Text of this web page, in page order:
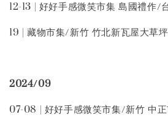
12-13 | 好好手感微笑市集 島國禮作/
19 | 藏物市集/新竹 竹北新瓦屋大草坪
2024/09
07-08 | 好好手感微笑市集/新竹 中